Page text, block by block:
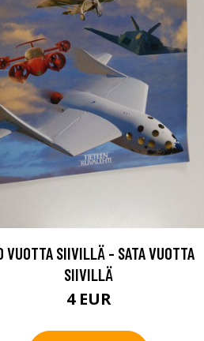
VUOTTA SIIVILLÄ - SATA VUOTTA
SIIVILLÄ
4 EUR